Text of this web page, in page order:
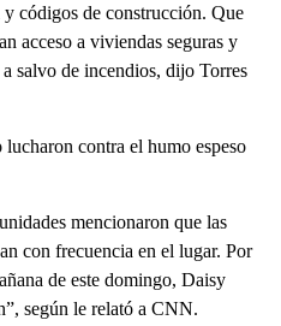
códigos de construcción. Que
acceso a viviendas seguras y
salvo de incendios, dijo Torres
contra el humo espeso
mencionaron que las
con frecuencia en el lugar. Por
de este domingo, Daisy
según le relató a CNN.